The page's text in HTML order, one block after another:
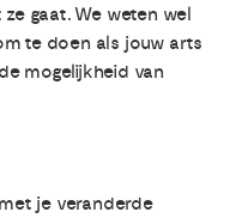
gaat. We weten wel
te doen als jouw arts
mogelijkheid van
je veranderde